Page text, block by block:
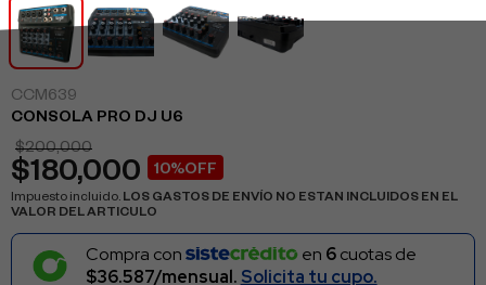
CCM639
CONSOLA PRO DJ U6
$200,000
$180,000 10%OFF
Impuesto incluido. LOS GASTOS DE ENVÍO NO ESTAN INCLUIDOS EN EL
VALOR DEL ARTICULO
Compra con en 6cuotas de
$36.587/mensual. Solicita tu cupo.